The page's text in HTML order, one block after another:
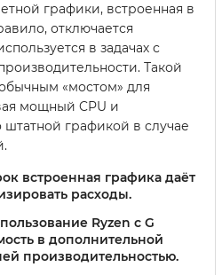
графики, встроенная в
отключается
в задачах с
Такой
«мостом» для
мощный CPU и
графикой в случае
встроенная графика даёт
расходы.
Ryzen с G
в дополнительной
производительностью.